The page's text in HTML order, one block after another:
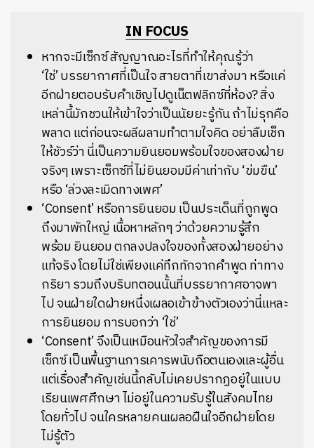
IN FOCUS
หากจะมีเซ็กซ์ สัญญาณอะไรที่ทำให้คุณรู้ว่า
‘ใช่’บรรยากาศที่เป็นใจ สายตาที่เขาส่งมา หรือแค่
อีกฝ่ายตอบรับคำเชิญไปดูเน็ตฟลิกซ์ที่ห้อง? สิ่ง
เหล่านี้มักชวนให้เข้าใจว่าเป็นนัยยะรู้กัน ถ้าไม่รุกคือ
พลาด แต่ก่อนจะผลีผลามทำตามใจคิด อย่าลืมเช็ก
ให้ชัวร์ว่า นี่เป็นความยินยอมพร้อมใจของสองฝ่าย
จริงๆ เพราะเซ็กซ์ที่ไม่ยินยอมมีค่าเท่ากับ ‘ข่มขืน’
หรือ ‘ล่วงละเมิดทางเพศ’
‘Consent’ หรือการยินยอม เป็นประเด็นที่ถูกพูด
ถึงมาพักใหญ่ เนื้อหาหลักๆ ว่าด้วยความรู้สึก
พร้อม ยินยอม ตกลงปลงใจของทั้งสองฝ่ายอย่าง
แท้จริง โดยไม่ใช่เพียงแค่ทึกทักจากคำพูด ท่าทาง
กริยา รวมถึงบริบทตอนนั้นที่บรรยากาศอาจพา
ไป จนฝ่ายใดฝ่ายหนึ่งเผลอเข้าข้างตัวเองว่านี่แหละ
การยินยอม การบอกว่า ‘ใช่’
‘Consent’ จึงเป็นเหมือนหัวใจสำคัญของการมี
เซ็กซ์ เป็นพื้นฐานการเคารพนับถือตนเองและผู้อื่น
แต่เรื่องสำคัญเช่นนี้กลับไม่เคยปรากฏอยู่ในแบบ
เรียนเพศศึกษา ไม่อยู่ในความรับรู้ในสังคมไทย
โดยทั่วไป จนใครหลายคนเผลอฝืนใจอีกฝ่ายโดย
ไม่รู้ตัว